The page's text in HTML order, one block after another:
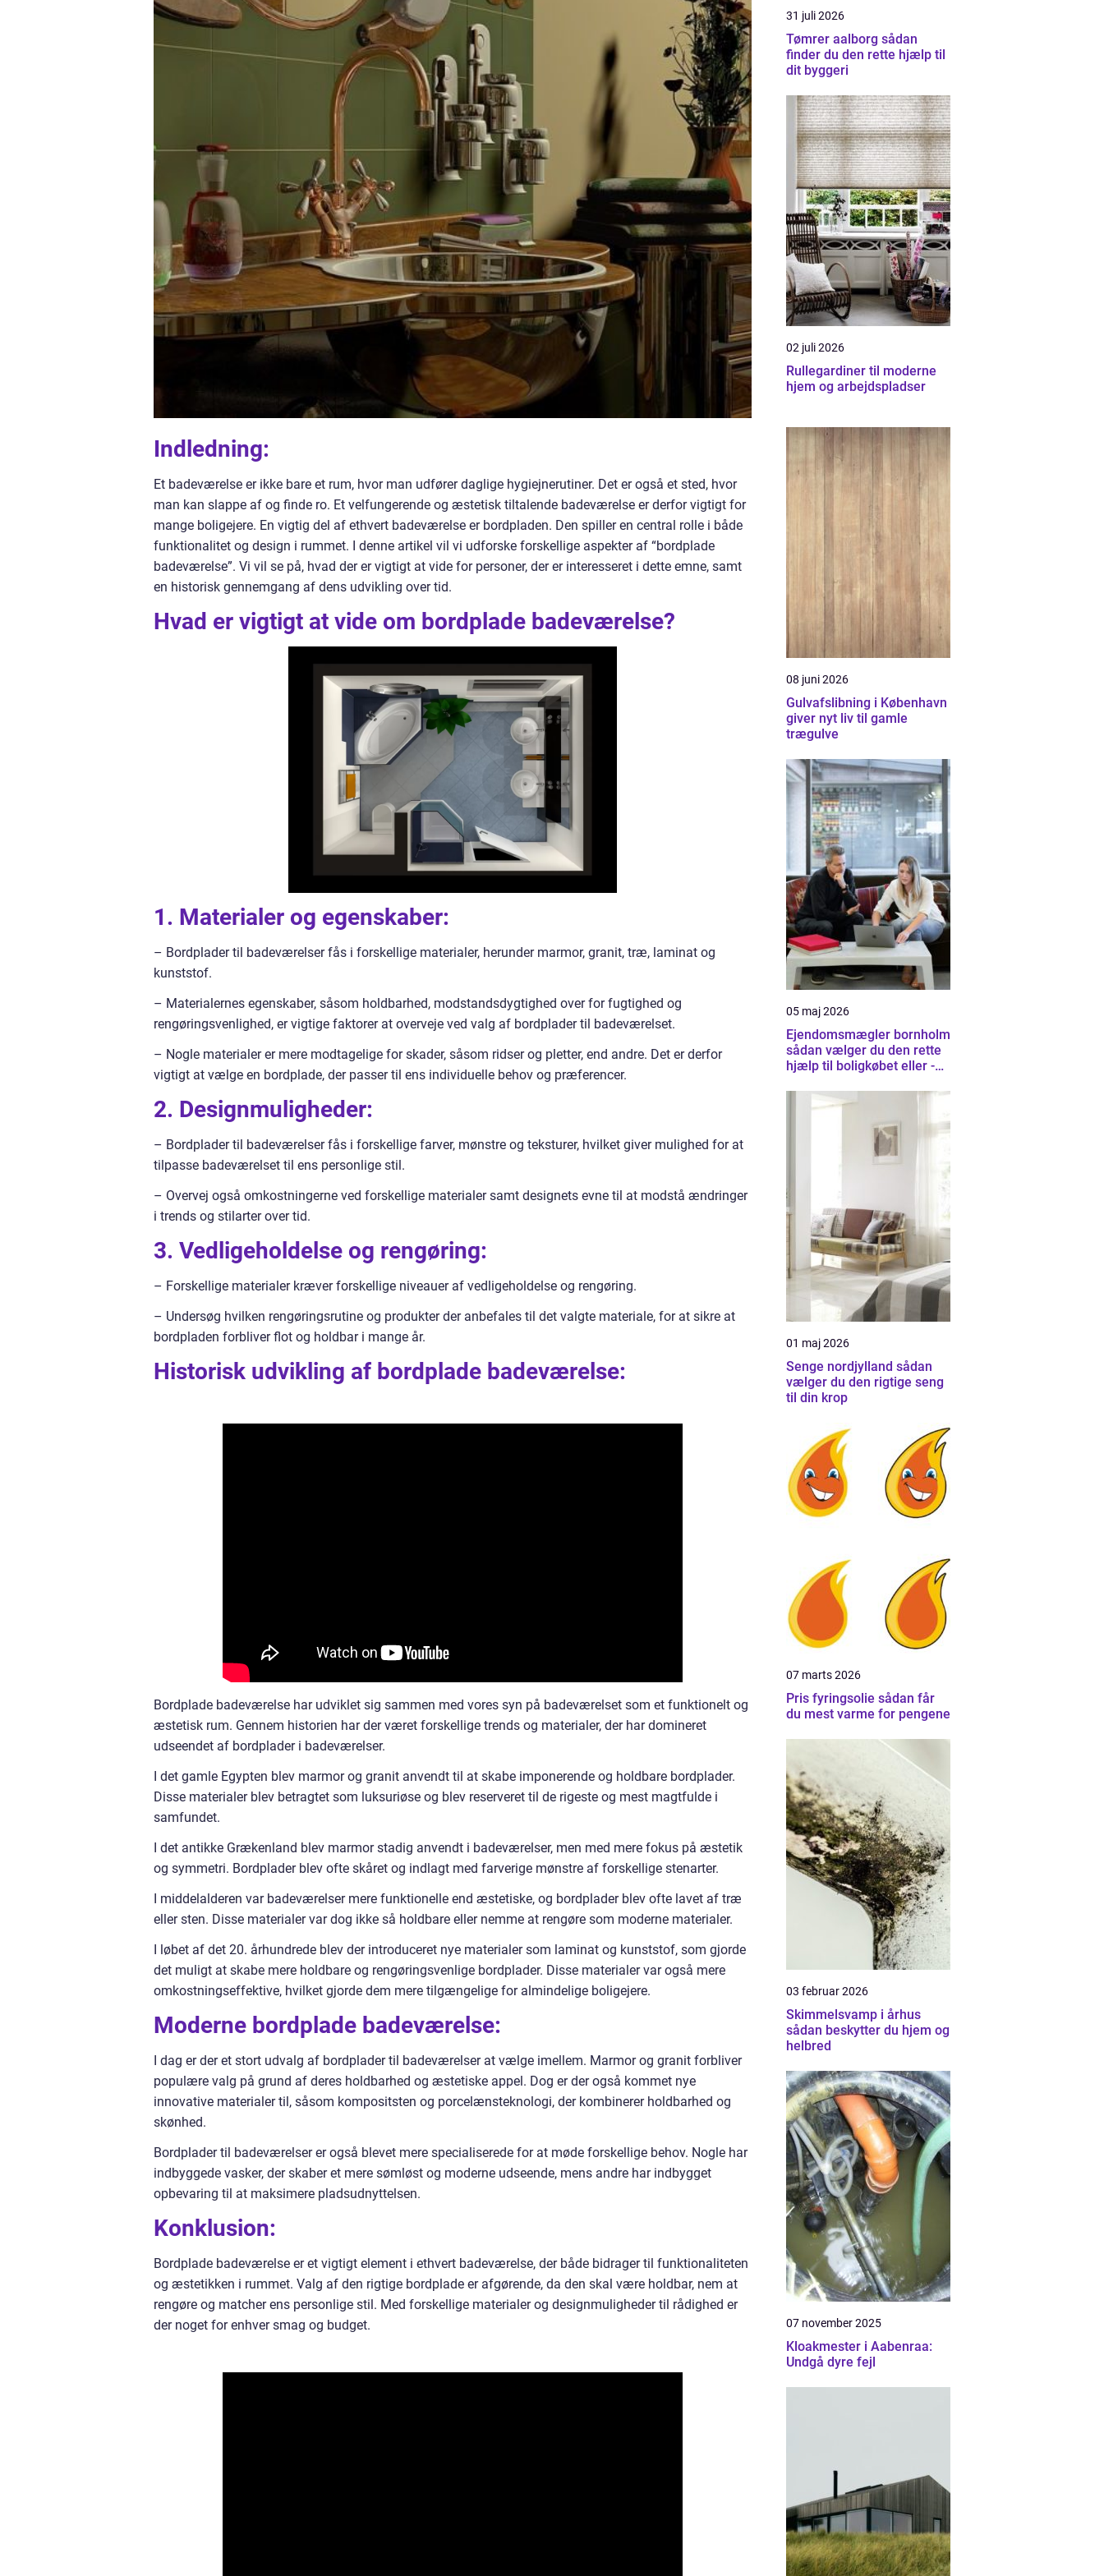
Indledning:
Et badeværelse er ikke bare et rum, hvor man udfører daglige hygiejnerutiner. Det er også et sted, hvor
man kan slappe af og finde ro. Et velfungerende og æstetisk tiltalende badeværelse er derfor vigtigt for
mange boligejere. En vigtig del af ethvert badeværelse er bordpladen. Den spiller en central rolle i både
funktionalitet og design i rummet. I denne artikel vil vi udforske forskellige aspekter af “bordplade
badeværelse”. Vi vil se på, hvad der er vigtigt at vide for personer, der er interesseret i dette emne, samt
en historisk gennemgang af dens udvikling over tid.
Hvad er vigtigt at vide om bordplade badeværelse?
1. Materialer og egenskaber:
– Bordplader til badeværelser fås i forskellige materialer, herunder marmor, granit, træ, laminat og
kunststof.
– Materialernes egenskaber, såsom holdbarhed, modstandsdygtighed over for fugtighed og
rengøringsvenlighed, er vigtige faktorer at overveje ved valg af bordplader til badeværelset.
– Nogle materialer er mere modtagelige for skader, såsom ridser og pletter, end andre. Det er derfor
vigtigt at vælge en bordplade, der passer til ens individuelle behov og præferencer.
2. Designmuligheder:
– Bordplader til badeværelser fås i forskellige farver, mønstre og teksturer, hvilket giver mulighed for at
tilpasse badeværelset til ens personlige stil.
– Overvej også omkostningerne ved forskellige materialer samt designets evne til at modstå ændringer
i trends og stilarter over tid.
3. Vedligeholdelse og rengøring:
– Forskellige materialer kræver forskellige niveauer af vedligeholdelse og rengøring.
– Undersøg hvilken rengøringsrutine og produkter der anbefales til det valgte materiale, for at sikre at
bordpladen forbliver flot og holdbar i mange år.
Historisk udvikling af bordplade badeværelse:
Bordplade badeværelse har udviklet sig sammen med vores syn på badeværelset som et funktionelt og
æstetisk rum. Gennem historien har der været forskellige trends og materialer, der har domineret
udseendet af bordplader i badeværelser.
I det gamle Egypten blev marmor og granit anvendt til at skabe imponerende og holdbare bordplader.
Disse materialer blev betragtet som luksuriøse og blev reserveret til de rigeste og mest magtfulde i
samfundet.
I det antikke Grækenland blev marmor stadig anvendt i badeværelser, men med mere fokus på æstetik
og symmetri. Bordplader blev ofte skåret og indlagt med farverige mønstre af forskellige stenarter.
I middelalderen var badeværelser mere funktionelle end æstetiske, og bordplader blev ofte lavet af træ
eller sten. Disse materialer var dog ikke så holdbare eller nemme at rengøre som moderne materialer.
I løbet af det 20. århundrede blev der introduceret nye materialer som laminat og kunststof, som gjorde
det muligt at skabe mere holdbare og rengøringsvenlige bordplader. Disse materialer var også mere
omkostningseffektive, hvilket gjorde dem mere tilgængelige for almindelige boligejere.
Moderne bordplade badeværelse:
I dag er der et stort udvalg af bordplader til badeværelser at vælge imellem. Marmor og granit forbliver
populære valg på grund af deres holdbarhed og æstetiske appel. Dog er der også kommet nye
innovative materialer til, såsom kompositsten og porcelænsteknologi, der kombinerer holdbarhed og
skønhed.
Bordplader til badeværelser er også blevet mere specialiserede for at møde forskellige behov. Nogle har
indbyggede vasker, der skaber et mere sømløst og moderne udseende, mens andre har indbygget
opbevaring til at maksimere pladsudnyttelsen.
Konklusion:
Bordplade badeværelse er et vigtigt element i ethvert badeværelse, der både bidrager til funktionaliteten
og æstetikken i rummet. Valg af den rigtige bordplade er afgørende, da den skal være holdbar, nem at
rengøre og matcher ens personlige stil. Med forskellige materialer og designmuligheder til rådighed er
der noget for enhver smag og budget.
31 juli 2026
Tømrer aalborg sådan
finder du den rette hjælp til
dit byggeri
02 juli 2026
Rullegardiner til moderne
hjem og arbejdspladser
08 juni 2026
Gulvafslibning i København
giver nyt liv til gamle
trægulve
05 maj 2026
Ejendomsmægler bornholm
sådan vælger du den rette
hjælp til boligkøbet eller -
01 maj 2026
Senge nordjylland sådan
vælger du den rigtige seng
til din krop
07 marts 2026
Pris fyringsolie sådan får
du mest varme for pengene
03 februar 2026
Skimmelsvamp i århus
sådan beskytter du hjem og
helbred
07 november 2025
Kloakmester i Aabenraa:
Undgå dyre fejl